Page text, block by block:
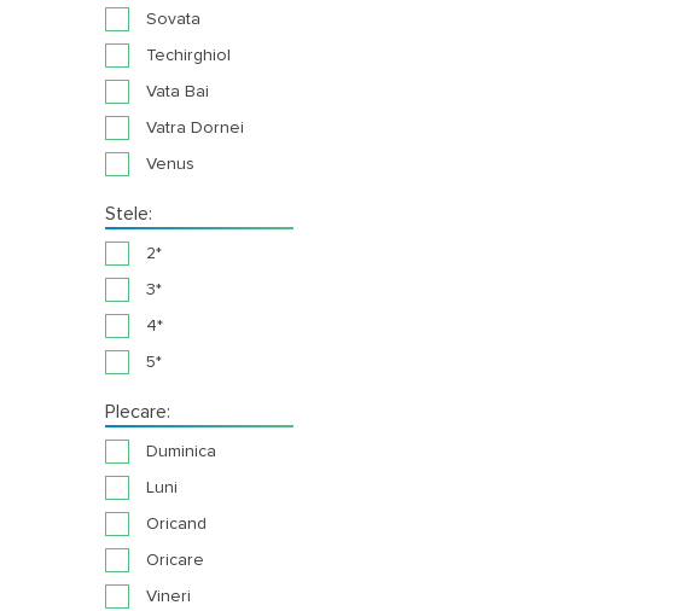
Sovata
Techirghiol
Vata Bai
Vatra Dornei
Venus
Stele:
2*
3*
4*
5*
Plecare:
Duminica
Luni
Oricand
Oricare
Vineri